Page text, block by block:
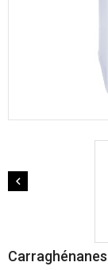

Carraghénanes